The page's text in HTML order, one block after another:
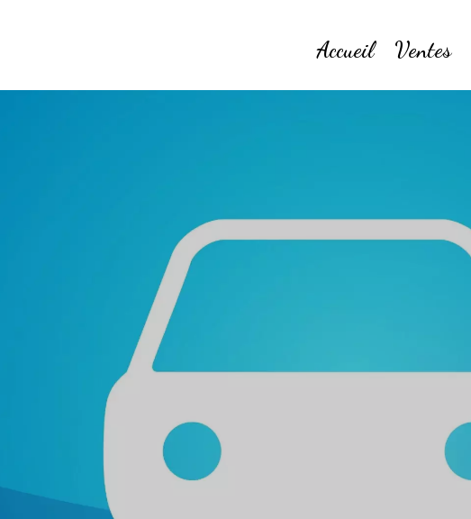
Accueil Ventes